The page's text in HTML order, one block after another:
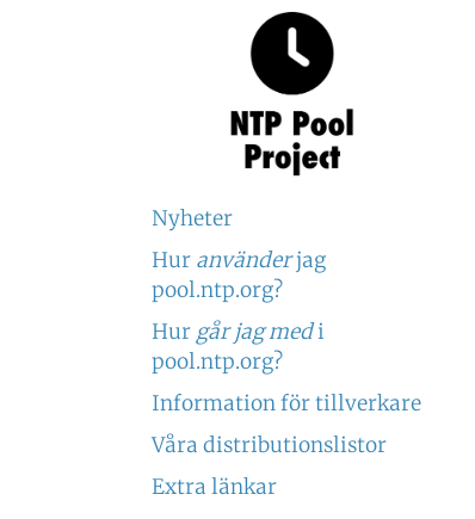
Nyheter
Hur använderjag
pool.ntp.org?
Hur går jag medi
pool.ntp.org?
Information för tillverkare
Våra distributionslistor
Extra länkar